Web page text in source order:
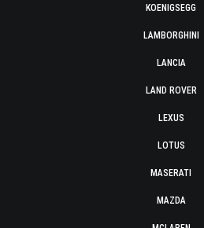
KOENIGSEGG
LAMBORGHINI
LANCIA
LAND ROVER
LEXUS
LOTUS
MASERATI
MAZDA